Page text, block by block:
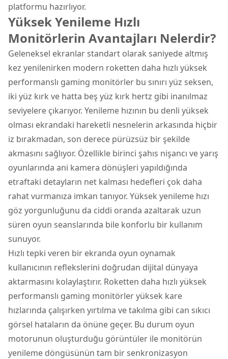
platformu hazırlıyor.
Yüksek Yenileme Hızlı
Monitörlerin Avantajları Nelerdir?
Geleneksel ekranlar standart olarak saniyede altmış
kez yenilenirken modern roketten daha hızlı yüksek
performanslı gaming monitörler bu sınırı yüz seksen,
iki yüz kırk ve hatta beş yüz kırk hertz gibi inanılmaz
seviyelere çıkarıyor. Yenileme hızının bu denli yüksek
olması ekrandaki hareketli nesnelerin arkasında hiçbir
iz bırakmadan, son derece pürüzsüz bir şekilde
akmasını sağlıyor. Özellikle birinci şahıs nişancı ve yarış
oyunlarında ani kamera dönüşleri yapıldığında
etraftaki detayların net kalması hedefleri çok daha
rahat vurmanıza imkan tanıyor. Yüksek yenileme hızı
göz yorgunluğunu da ciddi oranda azaltarak uzun
süren oyun seanslarında bile konforlu bir kullanım
sunuyor.
Hızlı tepki veren bir ekranda oyun oynamak
kullanıcının reflekslerini doğrudan dijital dünyaya
aktarmasını kolaylaştırır. Roketten daha hızlı yüksek
performanslı gaming monitörler yüksek kare
hızlarında çalışırken yırtılma ve takılma gibi can sıkıcı
görsel hataların da önüne geçer. Bu durum oyun
motorunun oluşturduğu görüntüler ile monitörün
yenileme döngüsünün tam bir senkronizasyon